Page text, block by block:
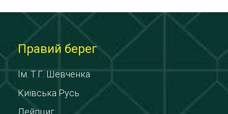
Правий берег
Ім. Т.Г. Шевченка
Київська Русь
Лейпциг